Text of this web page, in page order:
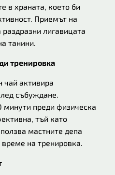
в храната, което би
Приемът на
лигавицата
танини.
тренировка
чай активира
събуждане.
минути преди физическа
тъй като
мастните депа
време на тренировка.